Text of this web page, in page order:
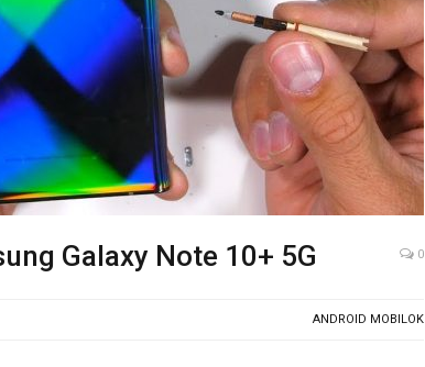
Galaxy Note 10+ 5G 0
ANDROID MOBILOK